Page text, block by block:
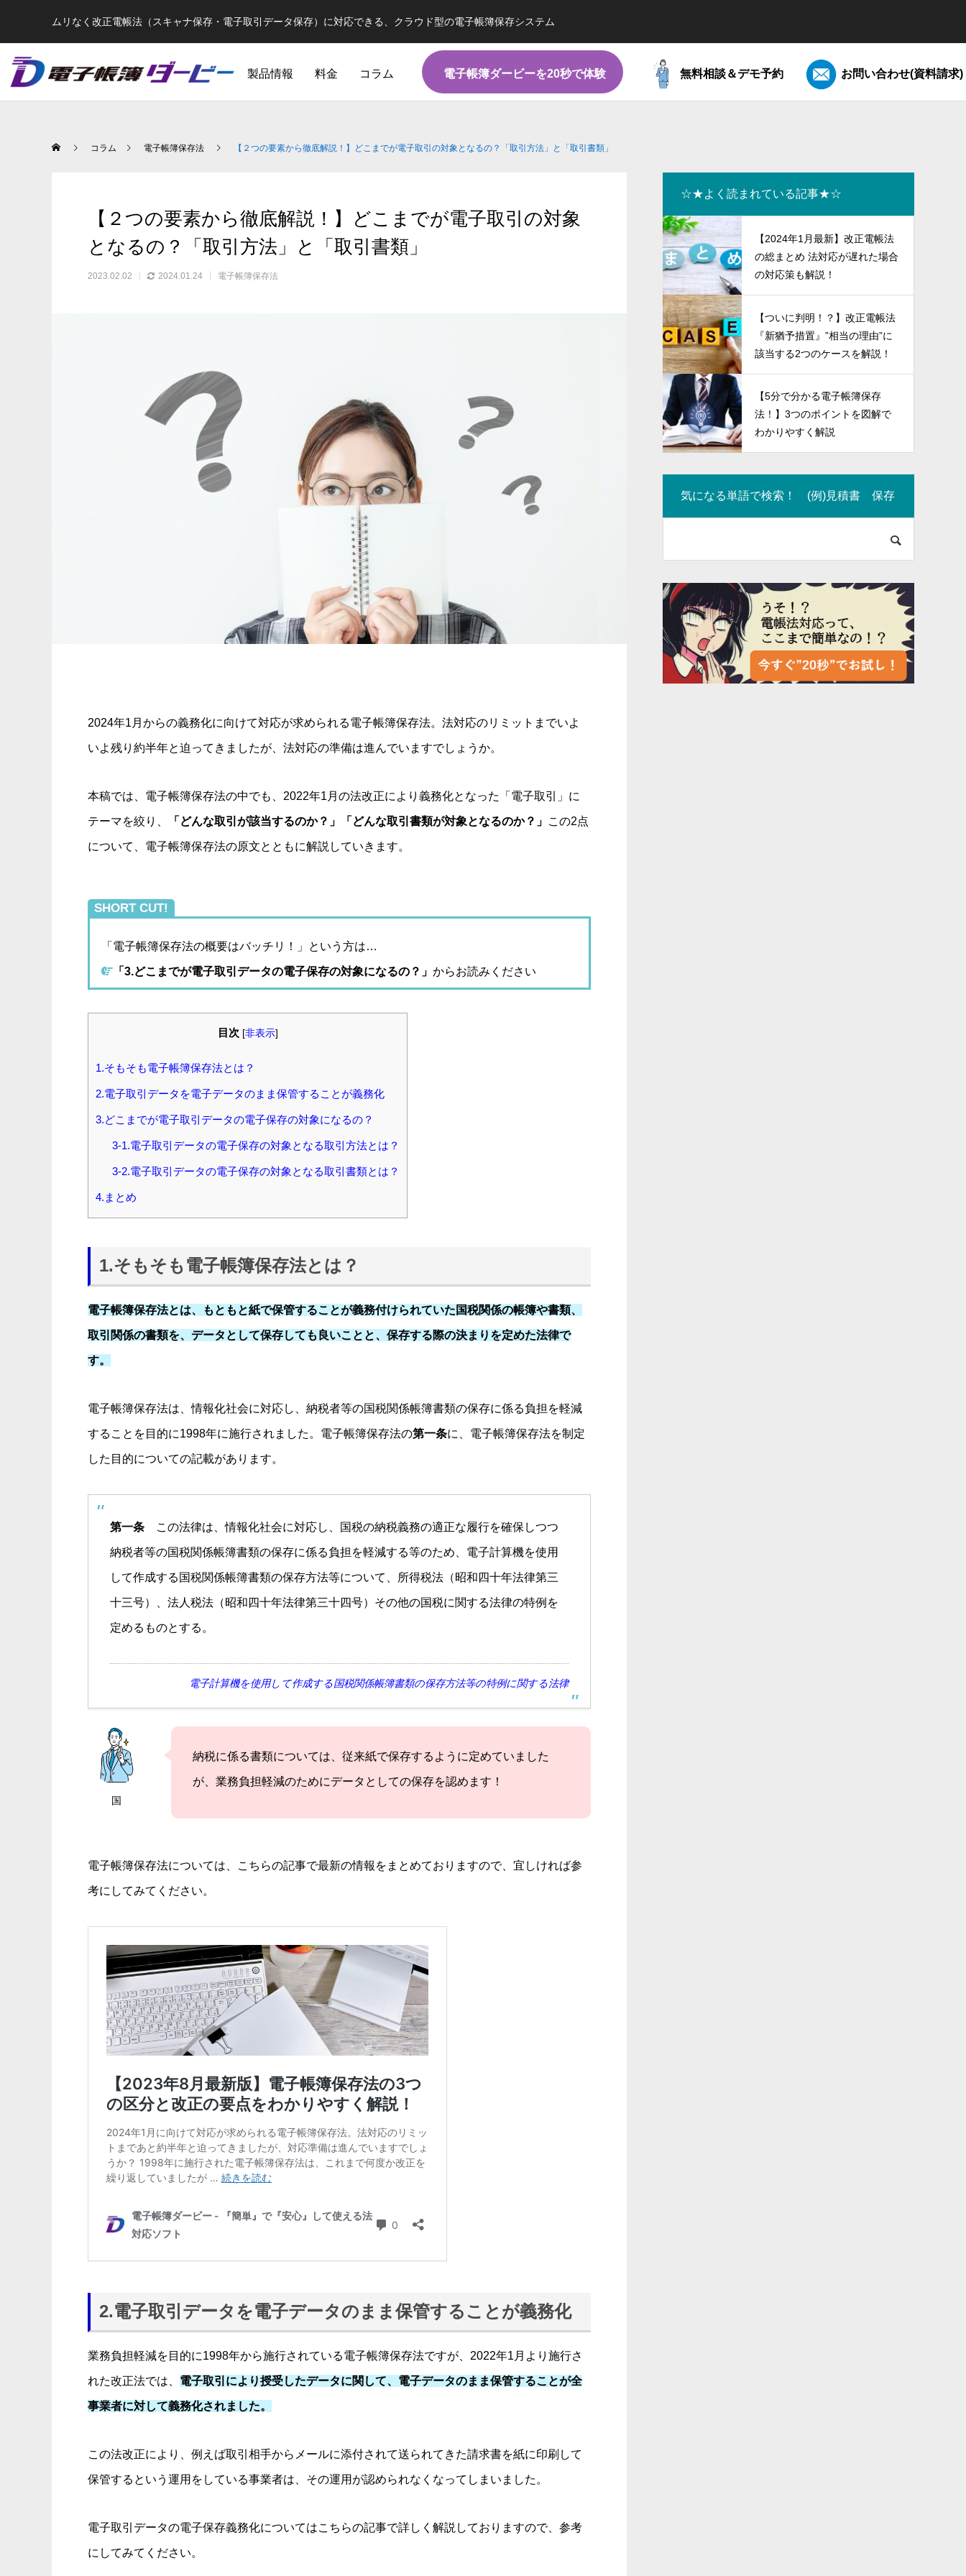
ムリなく改正電帳法（スキャナ保存・電子取引データ保存）に対応できる、クラウド型の電子帳簿保存システム
製品情報 料金 コラム 電子帳簿ダービーを20秒で体験 無料相談＆デモ予約 お問い合わせ(資料請求)
【必要？不要？】タイムスタンプと電帳法
の関係を正しく把握する２つのポイントを
【こんな時どうする？電帳法】Q&A集
vol.1
2023.04.12
コラム 電子帳簿保存法 【２つの要素から徹底解説！】どこまでが電子取引の対象となるの？「取引方法」と「取引書類」
【２つの要素から徹底解説！】どこまでが電子取引の対象
となるの？「取引方法」と「取引書類」
2023.02.02 2024.01.24 電子帳簿保存法
2024年1月からの義務化に向けて対応が求められる電子帳簿保存法。法対応のリミットまでいよ
いよ残り約半年と迫ってきましたが、法対応の準備は進んでいますでしょうか。
本稿では、電子帳簿保存法の中でも、2022年1月の法改正により義務化となった「電子取引」に
テーマを絞り、 「どんな取引が該当するのか？」「どんな取引書類が対象となるのか？」 この2点
について、電子帳簿保存法の原文とともに解説していきます。
SHORT CUT!
「電子帳簿保存法の概要はバッチリ！」という方は…
「3.どこまでが電子取引データの電子保存の対象になるの？」 からお読みください
目次 [非表示]
1.そもそも電子帳簿保存法とは？
2.電子取引データを電子データのまま保管することが義務化
3.どこまでが電子取引データの電子保存の対象になるの？
3-1.電子取引データの電子保存の対象となる取引方法とは？
3-2.電子取引データの電子保存の対象となる取引書類とは？
4.まとめ
1.そもそも電子帳簿保存法とは？
電子帳簿保存法とは、もともと紙で保管することが義務付けられていた国税関係の帳簿や書類、
取引関係の書類を、データとして保存しても良いことと、保存する際の決まりを定めた法律で
す。
電子帳簿保存法は、情報化社会に対応し、納税者等の国税関係帳簿書類の保存に係る負担を軽減
することを目的に1998年に施行されました。電子帳簿保存法の第一条に、電子帳簿保存法を制定
した目的についての記載があります。
第一条 この法律は、情報化社会に対応し、国税の納税義務の適正な履行を確保しつつ
納税者等の国税関係帳簿書類の保存に係る負担を軽減する等のため、電子計算機を使用
して作成する国税関係帳簿書類の保存方法等について、所得税法（昭和四十年法律第三
十三号）、法人税法（昭和四十年法律第三十四号）その他の国税に関する法律の特例を
定めるものとする。
電子計算機を使用して作成する国税関係帳簿書類の保存方法等の特例に関する法律
国
納税に係る書類については、従来紙で保存するように定めていました
が、業務負担軽減のためにデータとしての保存を認めます！
電子帳簿保存法については、こちらの記事で最新の情報をまとめておりますので、宜しければ参
考にしてみてください。
2.電子取引データを電子データのまま保管することが義務化
業務負担軽減を目的に1998年から施行されている電子帳簿保存法ですが、2022年1月より施行さ
れた改正法では、 電子取引により授受したデータに関して、電子データのまま保管することが全
事業者に対して義務化されました。
この法改正により、例えば取引相手からメールに添付されて送られてきた請求書を紙に印刷して
保管するという運用をしている事業者は、その運用が認められなくなってしまいました。
電子取引データの電子保存義務化についてはこちらの記事で詳しく解説しておりますので、参考
にしてみてください。
☆★よく読まれている記事★☆
【2024年1月最新】改正電帳法
の総まとめ 法対応が遅れた場合
の対応策も解説！
【ついに判明！？】改正電帳法
『新猶予措置』”相当の理由”に
該当する2つのケースを解説！
【5分で分かる電子帳簿保存
法！】3つのポイントを図解で
わかりやすく解説
気になる単語で検索！ (例)見積書 保存